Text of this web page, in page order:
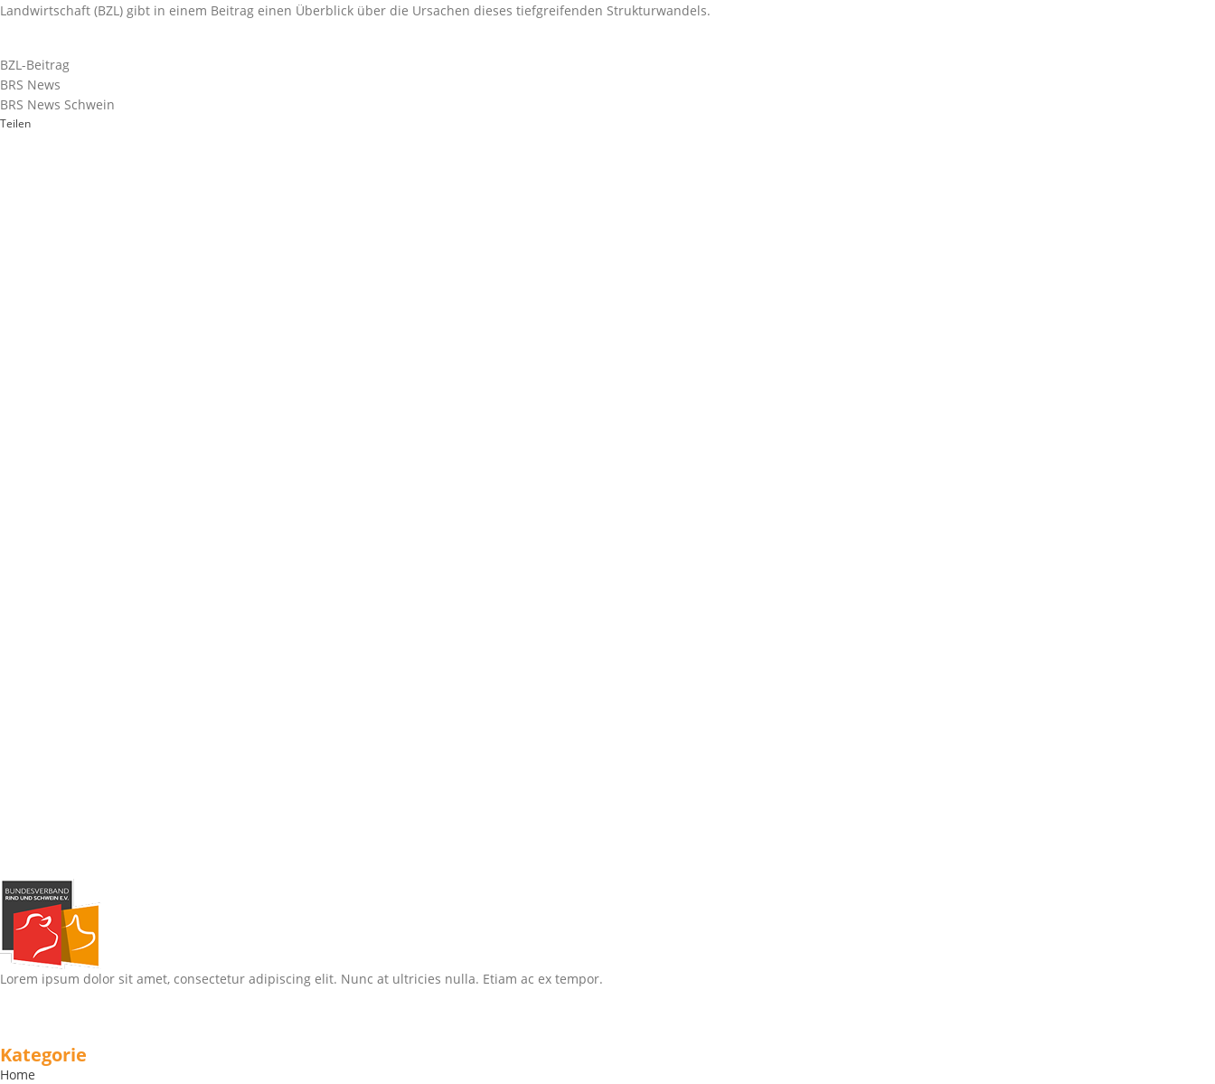
Landwirtschaft (BZL) gibt in einem Beitrag einen Überblick über die Ursachen dieses tiefgreifenden Strukturwandels.
BZL-Beitrag
BRS News
BRS News Schwein
Teilen
Lorem ipsum dolor sit amet, consectetur adipiscing elit. Nunc at ultricies nulla. Etiam ac ex tempor.
Kategorie
Home